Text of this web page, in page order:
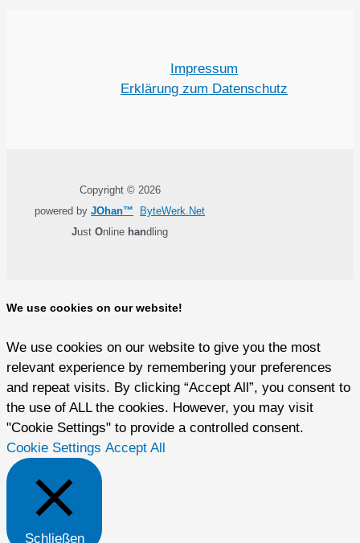
Impressum
Erklärung zum Datenschutz
Copyright © 2026
powered by JOhan™
ByteWerk.Net
Just Online handling
We use cookies on our website!
We use cookies on our website to give you the most
relevant experience by remembering your preferences
and repeat visits. By clicking “Accept All”, you consent to
the use of ALL the cookies. However, you may visit
"Cookie Settings" to provide a controlled consent.
Cookie Settings Accept All
Schließen